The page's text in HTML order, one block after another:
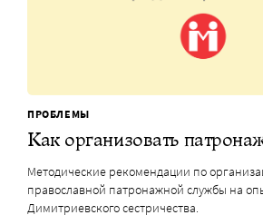
ПРОБЛЕМЫ
Как организовать
Методические рекомендации по
православной патронажной службы на
Димитриевского сестричества.